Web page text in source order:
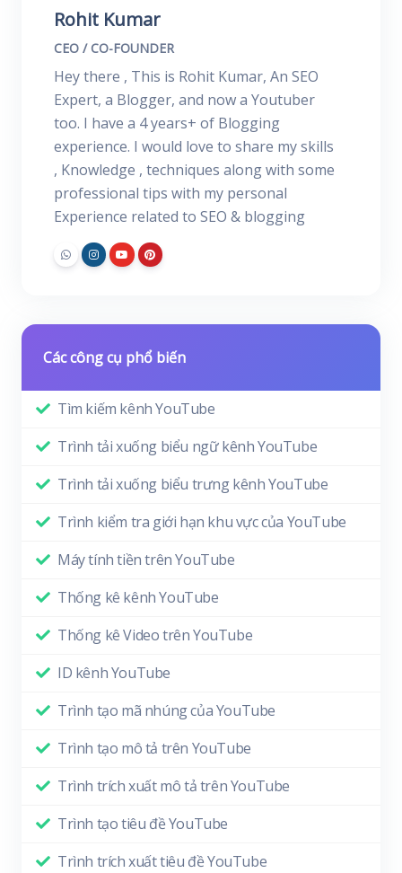
Rohit Kumar
CEO / CO-FOUNDER
Hey there , This is Rohit Kumar, An SEO
Expert, a Blogger, and now a Youtuber
too. I have a 4 years+ of Blogging
experience. I would love to share my skills
, Knowledge , techniques along with some
professional tips with my personal
Experience related to SEO & blogging
Các công cụ phổ biến
Tìm kiếm kênh YouTube
Trình tải xuống biểu ngữ kênh YouTube
Trình tải xuống biểu trưng kênh YouTube
Trình kiểm tra giới hạn khu vực của YouTube
Máy tính tiền trên YouTube
Thống kê kênh YouTube
Thống kê Video trên YouTube
ID kênh YouTube
Trình tạo mã nhúng của YouTube
Trình tạo mô tả trên YouTube
Trình trích xuất mô tả trên YouTube
Trình tạo tiêu đề YouTube
Trình trích xuất tiêu đề YouTube